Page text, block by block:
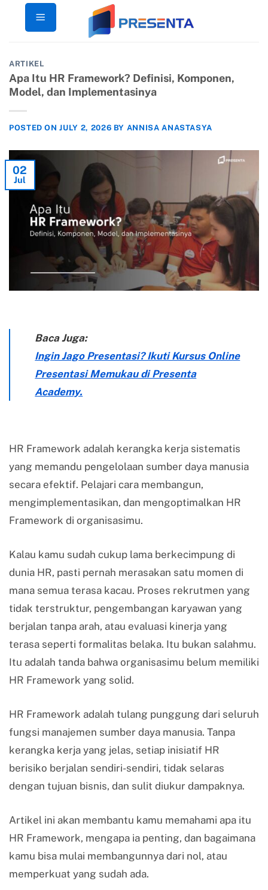
ARTIKEL
Apa Itu HR Framework? Definisi, Komponen,
Model, dan Implementasinya
POSTED ONJULY 2, 2026 BY ANNISA ANASTASYA
02
Jul
Baca Juga:
Ingin Jago Presentasi? Ikuti Kursus Online
Presentasi Memukau di Presenta
Academy.
HR Framework adalah kerangka kerja sistematis
yang memandu pengelolaan sumber daya manusia
secara efektif. Pelajari cara membangun,
mengimplementasikan, dan mengoptimalkan HR
Framework di organisasimu.
Kalau kamu sudah cukup lama berkecimpung di
dunia HR, pasti pernah merasakan satu momen di
mana semua terasa kacau. Proses rekrutmen yang
tidak terstruktur, pengembangan karyawan yang
berjalan tanpa arah, atau evaluasi kinerja yang
terasa seperti formalitas belaka. Itu bukan salahmu.
Itu adalah tanda bahwa organisasimu belum memiliki
HR Framework yang solid.
HR Framework adalah tulang punggung dari seluruh
fungsi manajemen sumber daya manusia. Tanpa
kerangka kerja yang jelas, setiap inisiatif HR
berisiko berjalan sendiri-sendiri, tidak selaras
dengan tujuan bisnis, dan sulit diukur dampaknya.
Artikel ini akan membantu kamu memahami apa itu
HR Framework, mengapa ia penting, dan bagaimana
kamu bisa mulai membangunnya dari nol, atau
memperkuat yang sudah ada.